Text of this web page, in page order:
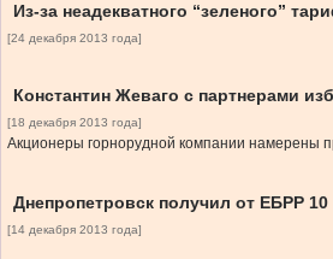
Из-за неадекватного “зеленого”
[24 декабря 2013 года]
Константин Жеваго с партнерами
[18 декабря 2013 года]
Акционеры горнорудной компании намерены
Днепропетровск получил от ЕБРР
[14 декабря 2013 года]